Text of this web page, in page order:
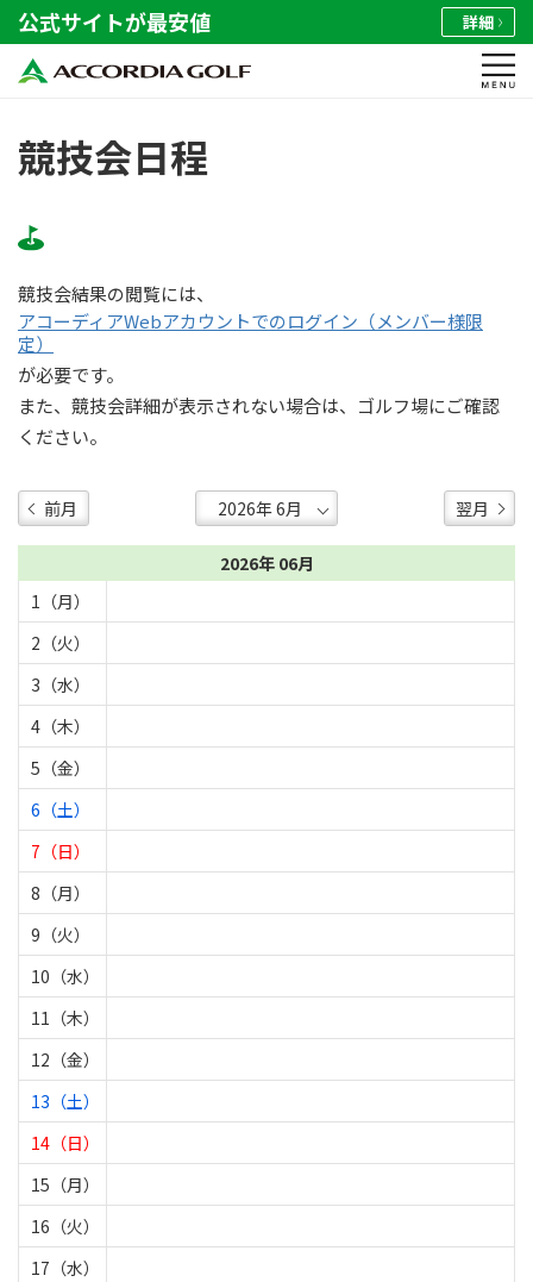
公式サイトが最安値 詳細
競技会日程
競技会結果の閲覧には、
アコーディアWebアカウントでのログイン（メンバー様限
定）
が必要です。
また、競技会詳細が表示されない場合は、ゴルフ場にご確認
ください。
前月 翌月
2026年 06月
1（月）
2（火）
3（水）
4（木）
5（金）
6（土）
7（日）
8（月）
9（火）
10（水）
11（木）
12（金）
13（土）
14（日）
15（月）
16（火）
17（水）